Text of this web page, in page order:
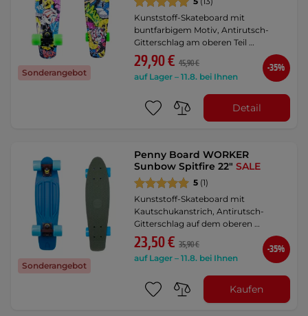
Sonderangebot
Kunststoff-Skateboard mit
buntfarbigem Motiv, Antirutsch-
Gitterschlag am oberen Teil …
29,90 € 45,90 €
auf Lager – 11.8. bei Ihnen
-35%
Detail
Sonderangebot
Penny Board WORKER
Sunbow Spitfire 22"SALE
5 (1)
Kunststoff-Skateboard mit
Kautschukanstrich, Antirutsch-
Gitterschlag auf dem oberen …
23,50 € 35,90 €
auf Lager – 11.8. bei Ihnen
-35%
Kaufen